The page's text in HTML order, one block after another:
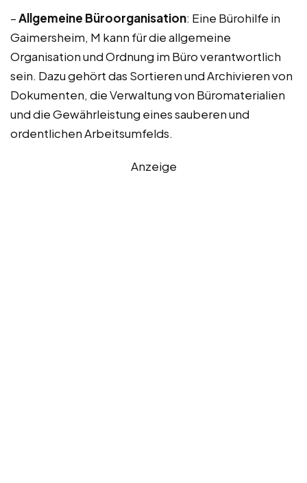
–Allgemeine Büroorganisation: Eine Bürohilfe in
Gaimersheim, M kann für die allgemeine
Organisation und Ordnung im Büro verantwortlich
sein. Dazu gehört das Sortieren und Archivieren von
Dokumenten, die Verwaltung von Büromaterialien
und die Gewährleistung eines sauberen und
ordentlichen Arbeitsumfelds.
Anzeige